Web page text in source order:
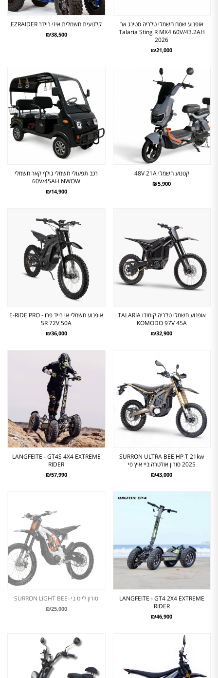
אופנוע שטח חשמלי טלריה סטינג אר
Talaria Sting R MX4 60V/43.2AH
2026
₪21,000
קלנועית חשמלית איזי ריידר EZRAIDER
₪38,500
קטנוע חשמלי 48V 21A
₪5,900
רכב תפעולי חשמלי גולף קאר חשמלי
60V/45AH NWOW
₪14,900
אופנוע חשמלי טלריה קומודו TALARIA
KOMODO 97V 45A
₪32,900
אופנוע חשמלי אי רייד פרו - E-RIDE PRO
SR 72V 50A
₪36,000
SURRON ULTRA BEE HP T 21kw
2025 סורון אולטרה ביי איץ פי
₪43,000
LANGFEITE - GT4S 4X4 EXTREME
RIDER
₪57,990
LANGFEITE - GT4 2X4 EXTREME
RIDER
₪46,900
סורון לייט בי -SURRON LIGHT BEE
₪25,000